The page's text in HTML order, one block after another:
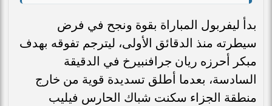
بدأ ليفربول المباراة بقوة ونجح في فرض
سيطرته منذ الدقائق الأولى، ليترجم تفوقه بهدف
مبكر أحرزه ريان جرافنبيرخ في الدقيقة
السادسة، بعدما أطلق تسديدة قوية من خارج
منطقة الجزاء سكنت شباك الحارس فيليب